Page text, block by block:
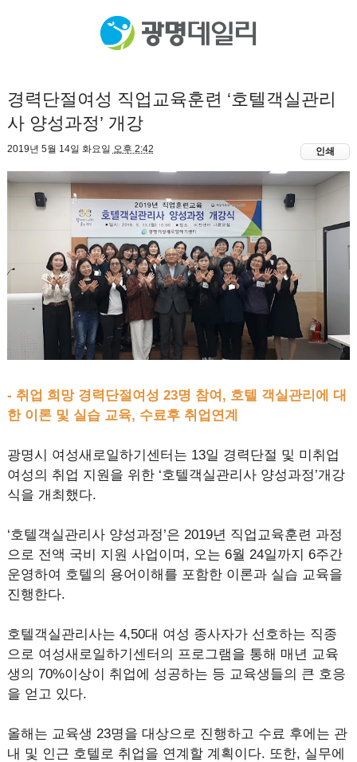
경력단절여성 직업교육훈련 ‘호텔객실관리
사 양성과정’ 개강
2019년 5월 14일 화요일 오후 2:42 인쇄
- 취업 희망 경력단절여성 23명 참여, 호텔 객실관리에 대
한 이론 및 실습 교육, 수료후 취업연계
광명시 여성새로일하기센터는 13일 경력단절 및 미취업
여성의 취업 지원을 위한 ‘호텔객실관리사 양성과정’개강
식을 개최했다.
‘호텔객실관리사 양성과정’은 2019년 직업교육훈련 과정
으로 전액 국비 지원 사업이며, 오는 6월 24일까지 6주간
운영하여 호텔의 용어이해를 포함한 이론과 실습 교육을
진행한다.
호텔객실관리사는 4,50대 여성 종사자가 선호하는 직종
으로 여성새로일하기센터의 프로그램을 통해 매년 교육
생의 70%이상이 취업에 성공하는 등 교육생들의 큰 호응
을 얻고 있다.
올해는 교육생 23명을 대상으로 진행하고 수료 후에는 관
내 및 인근 호텔로 취업을 연계할 계획이다. 또한, 실무에